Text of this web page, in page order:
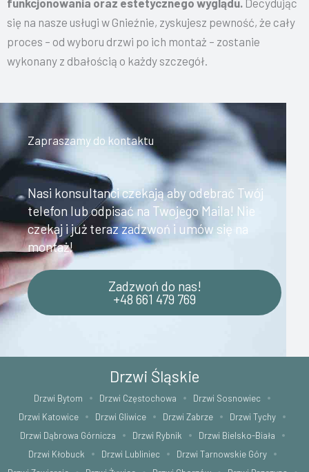
funkcjonowania oraz estetycznego wyglądu. Decydując
się na nasze usługi w Gnieźnie, zyskujesz pewność, że cały
proces – od wyboru drzwi po ich montaż – zostanie
wykonany z dbałością o każdy szczegół.
Zapraszamy do kontaktu
Nasi konsultanci czekają aby odebrać Twój
telefon lub odpisać na Twojego Maila! Nie
czekaj i już teraz zadzwoń i umów się na
montaż!
Zadzwoń do nas!
+48 661 479 769
Drzwi Śląskie
Drzwi Bytom Drzwi Częstochowa
Drzwi Sosnowiec
Drzwi Katowice
Drzwi Gliwice Drzwi Zabrze
Drzwi Tychy
Drzwi Dąbrowa Górnicza
Drzwi Rybnik
Drzwi Bielsko-Biała
Drzwi Kłobuck
Drzwi Lubliniec
Drzwi Tarnowskie Góry